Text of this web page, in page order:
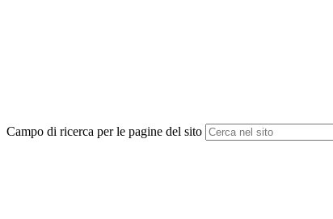
Campo di ricerca per le pagine del sito